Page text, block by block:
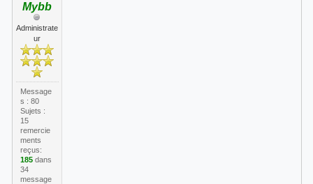
Mybb
Administrate
ur
Message
s : 80
Sujets :
15
remercie
ments
reçus:
185dans
34
message